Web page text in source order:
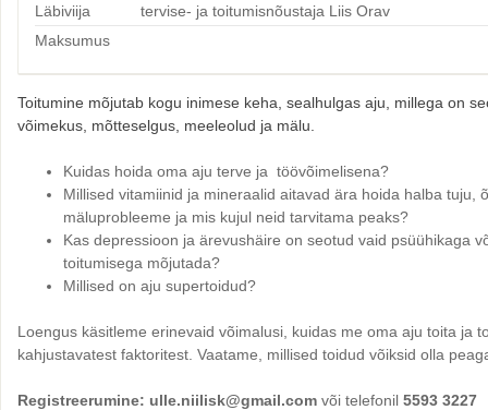
Läbiviija
tervise- ja toitumisnõustaja Liis Orav
Maksumus
Toitumine mõjutab kogu inimese keha, sealhulgas aju, millega on
võimekus, mõtteselgus, meeleolud ja mälu.
Kuidas hoida oma aju terve ja töövõimelisena?
Millised vitamiinid ja mineraalid aitavad ära hoida halba tuju,
mäluprobleeme ja mis kujul neid tarvitama peaks?
Kas depressioon ja ärevushäire on seotud vaid psüühikaga
toitumisega mõjutada?
Millised on aju supertoidud?
Loengus käsitleme erinevaid võimalusi, kuidas me oma aju toita ja
kahjustavatest faktoritest. Vaatame, millised toidud võiksid olla
Registreerumine: ulle.niilisk@gmail.com või telefonil 5593 3227